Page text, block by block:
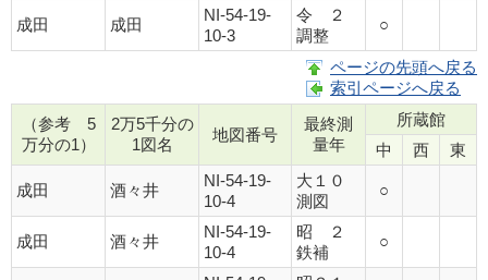
成田 成田
NI-54-19-
10-3
令 ２
調整
○
ページの先頭へ戻る
索引ページへ戻る
（参考 5
万分の1）
2万5千分の
1図名
地図番号
最終測
量年
所蔵館
中
西 東
成田 酒々井
NI-54-19-
10-4
大１０
測図
○
成田 酒々井
NI-54-19-
10-4
昭 ２
鉄補
○